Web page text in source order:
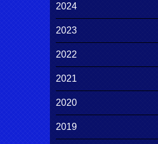
2024
2023
2022
2021
2020
2019